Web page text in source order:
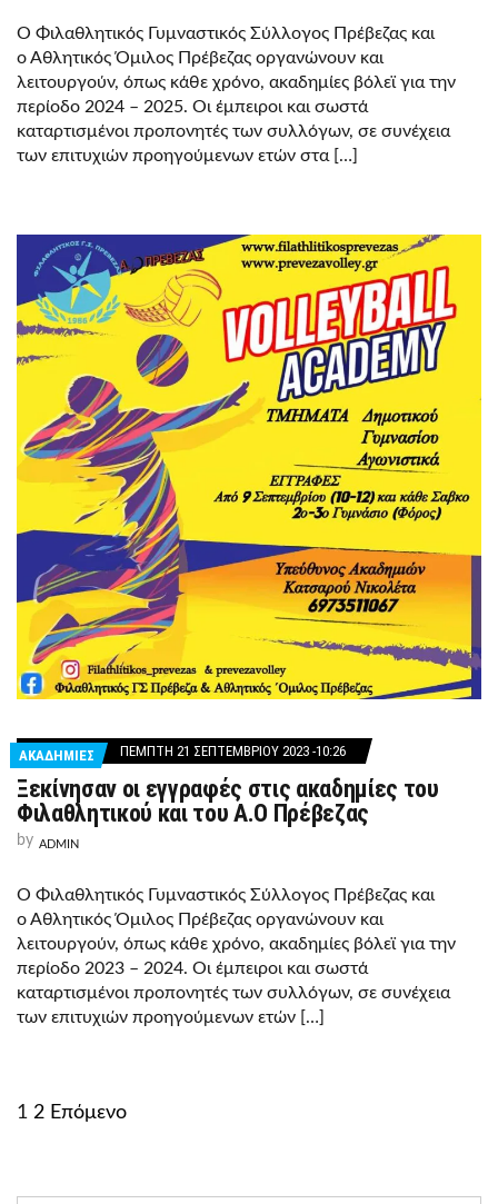
Ο Φιλαθλητικός Γυμναστικός Σύλλογος Πρέβεζας και
ο Αθλητικός Όμιλος Πρέβεζας οργανώνουν και
λειτουργούν, όπως κάθε χρόνο, ακαδημίες βόλεϊ για την
περίοδο 2024 – 2025. Οι έμπειροι και σωστά
καταρτισμένοι προπονητές των συλλόγων, σε συνέχεια
των επιτυχιών προηγούμενων ετών στα […]
ΑΚΑΔΗΜΙΕΣ ΠΈΜΠΤΗ 21 ΣΕΠΤΕΜΒΡΊΟΥ 2023 -10:26
Ξεκίνησαν οι εγγραφές στις ακαδημίες του
Φιλαθλητικού και του Α.Ο Πρέβεζας
by ADMIN
Ο Φιλαθλητικός Γυμναστικός Σύλλογος Πρέβεζας και
ο Αθλητικός Όμιλος Πρέβεζας οργανώνουν και
λειτουργούν, όπως κάθε χρόνο, ακαδημίες βόλεϊ για την
περίοδο 2023 – 2024. Οι έμπειροι και σωστά
καταρτισμένοι προπονητές των συλλόγων, σε συνέχεια
των επιτυχιών προηγούμενων ετών […]
Posts
1 2 Επόμενο